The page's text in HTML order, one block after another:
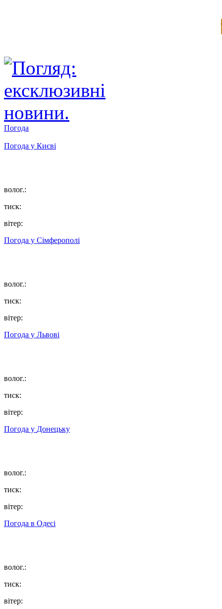
Погода
Погода у Києві
волог.:
тиск:
вітер:
Погода у Сімферополі
волог.:
тиск:
вітер:
Погода у Львові
волог.:
тиск:
вітер:
Погода у Донецьку
волог.:
тиск:
вітер:
Погода в Одесі
волог.:
тиск:
вітер: